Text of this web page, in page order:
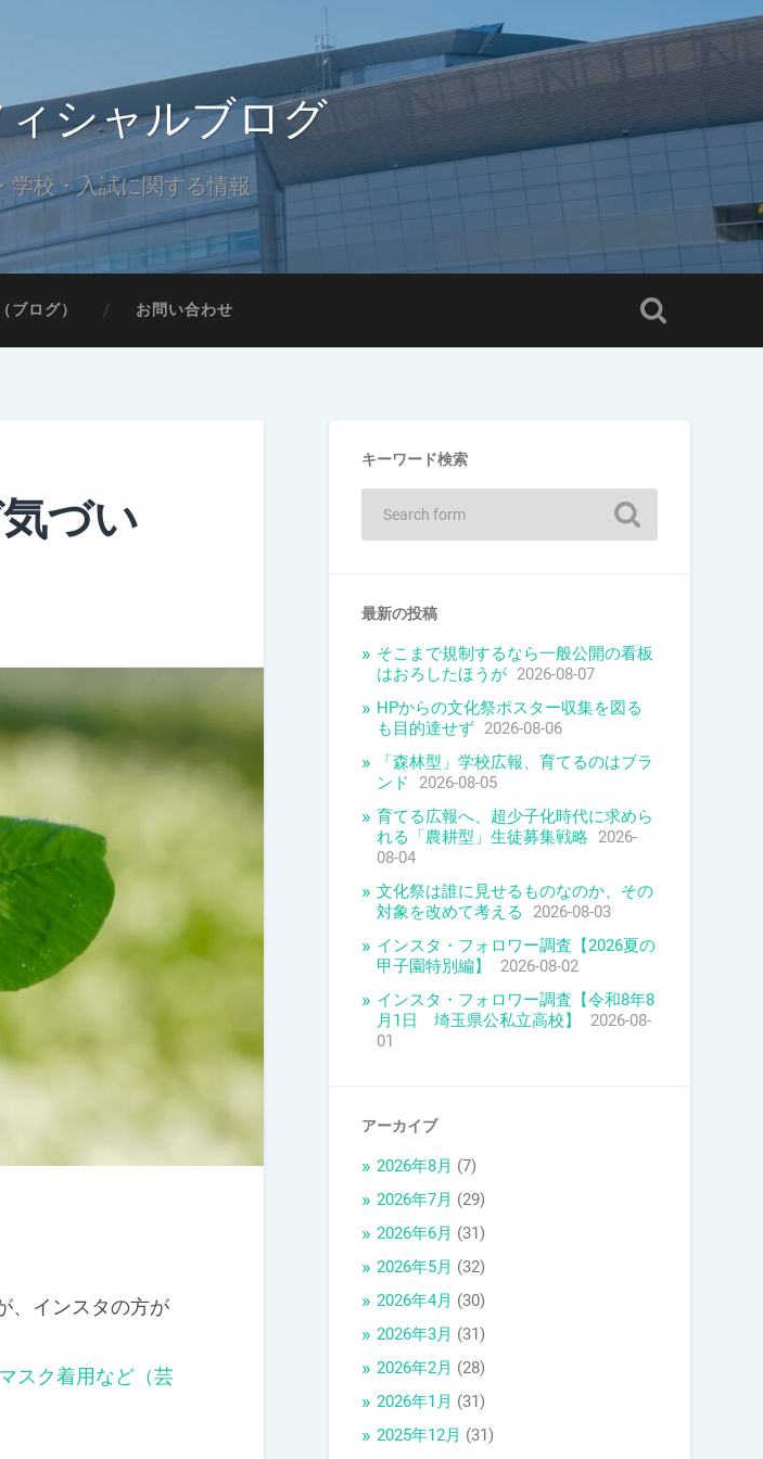
シャルブログ
学校・入試に関する情報
ブログ） お問い合わせ
づい
、インスタの方が
スク着用など（芸
キーワード検索
最新の投稿
そこまで規制するなら一般公開の看板
はおろしたほうが 2026-08-07
HPからの文化祭ポスター収集を図る
も目的達せず 2026-08-06
「森林型」学校広報、育てるのはブラ
ンド
2026-08-05
育てる広報へ、超少子化時代に求めら
れる「農耕型」生徒募集戦略 2026-
08-04
文化祭は誰に見せるものなのか、その
対象を改めて考える
2026-08-03
インスタ・フォロワー調査【2026夏の
甲子園特別編】
2026-08-02
インスタ・フォロワー調査【令和8年8
月1日 埼玉県公私立高校】
2026-08-
01
アーカイブ
2026年8月 (7)
2026年7月 (29)
2026年6月 (31)
2026年5月 (32)
2026年4月 (30)
2026年3月 (31)
2026年2月 (28)
2026年1月 (31)
2025年12月 (31)